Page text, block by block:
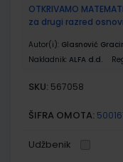
OTKRIVAMO
za drugi razred
Autor(i): Glasnović
Nakladnik: ALFA d.d.
SKU: 567058
ŠIFRA OMOTA:
Udžbenik